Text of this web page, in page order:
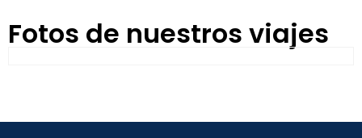
Fotos de nuestros viajes